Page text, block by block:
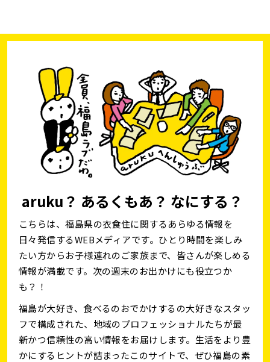
aruku？ あるくもあ？ なにする？
こちらは、福島県の衣食住に関するあらゆる情報を
日々発信するWEBメディアです。ひとり時間を楽しみ
たい方からお子様連れのご家族まで、皆さんが楽しめる
情報が満載です。次の週末のお出かけにも役立つか
も？！
福島が大好き、食べるのおでかけするの大好きなスタッ
フで構成された、地域のプロフェッショナルたちが最
新かつ信頼性の高い情報をお届けします。生活をより豊
かにするヒントが詰まったこのサイトで、ぜひ福島の素